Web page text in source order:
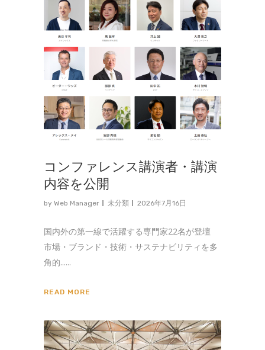
コンファレンス講演者・講演
内容を公開
by Web Manager 未分類 2026年7月16日
国内外の第一線で活躍する専門家22名が登壇
市場・ブランド・技術・サステナビリティを多
角的......
READ MORE